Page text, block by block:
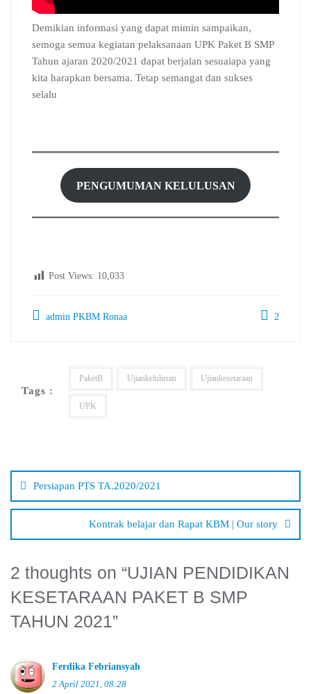
Demikian informasi yang dapat mimin sampaikan,
semoga semua kegiatan pelaksanaan UPK Paket B SMP
Tahun ajaran 2020/2021 dapat berjalan sesuaiapa yang
kita harapkan bersama. Tetap semangat dan sukses
selalu
PENGUMUMAN KELULUSAN
Post Views: 10,033
admin PKBM Ronaa 2
Tags :
PaketB Ujiankelulusan Ujiankesetaraan
UPK
pos
Persiapan PTS TA.2020/2021
Kontrak belajar dan Rapat KBM | Our story
2 thoughts on “UJIAN PENDIDIKAN
KESETARAAN PAKET B SMP
TAHUN 2021”
Ferdika Febriansyah
2 April 2021, 08:28